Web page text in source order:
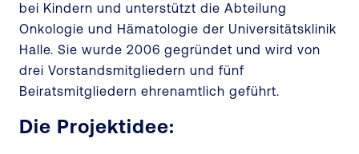
bei Kindern und unterstützt die Abteilung
Onkologie und Hämatologie der Universitätsklinik
Halle. Sie wurde 2006 gegründet und wird von
drei Vorstandsmitgliedern und fünf
Beiratsmitgliedern ehrenamtlich geführt.
Die Projektidee: